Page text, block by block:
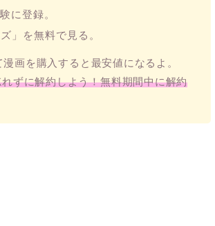
に登録。
」を無料で見る。
画を購入すると最安値になるよ。
ずに解約しよう！無料期間中に解約